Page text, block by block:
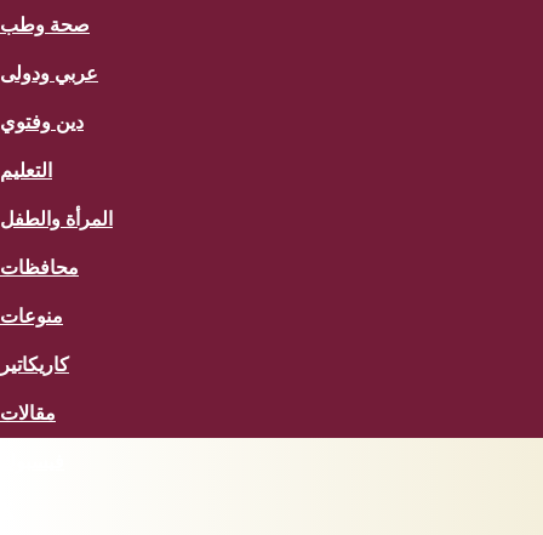
صحة وطب
عربي ودولى
دين وفتوي
التعليم
المرأة والطفل
محافظات
منوعات
كاريكاتير
مقالات